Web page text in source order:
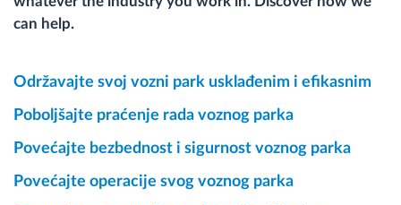
can help.
Održavajte svoj vozni park usklađenim i efikasnim
Poboljšajte praćenje rada voznog parka
Povećajte bezbednost i sigurnost voznog parka
Povećajte operacije svog voznog parka